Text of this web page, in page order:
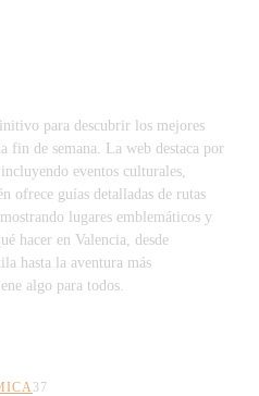
para descubrir los mejores
fin de semana. La web destaca por
eventos culturales,
ofrece guías detalladas de rutas
lugares emblemáticos y
hacer en Valencia, desde
hasta la aventura más
algo para todos.
37